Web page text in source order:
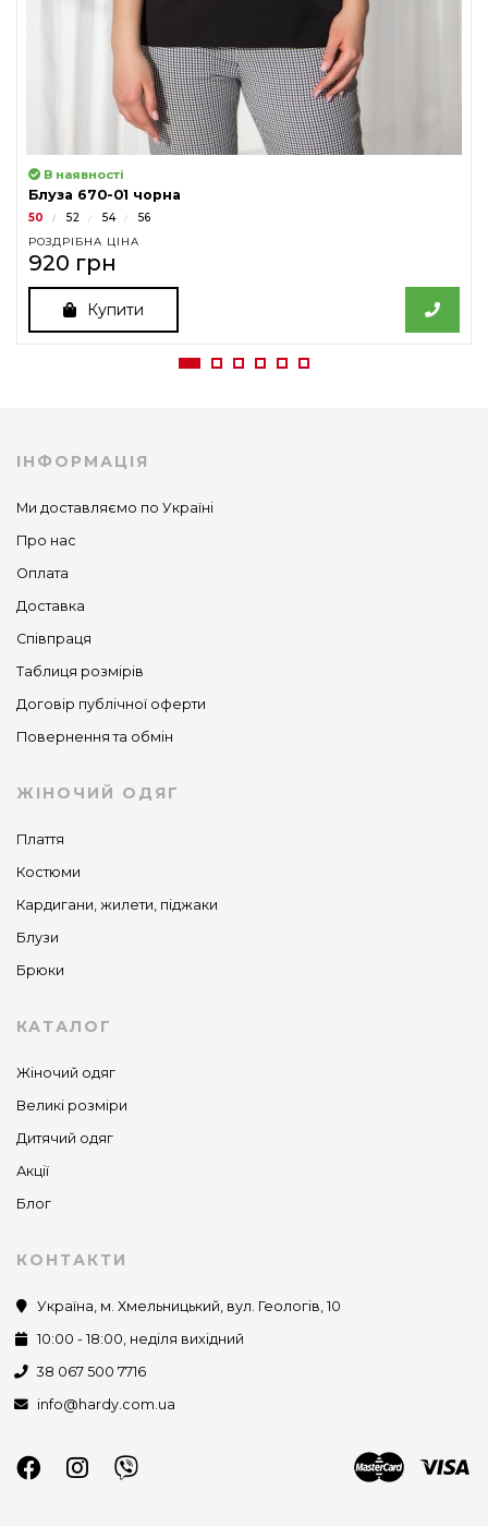
В наявності
Блуза 670-01 чорна
50 52 54 56
РОЗДРІБНА ЦІНА
920 грн
Купити
ІНФОРМАЦІЯ
Ми доставляємо по Україні
Про нас
Оплата
Доставка
Співпраця
Таблиця розмірів
Договір публічної оферти
Повернення та обмін
ЖІНОЧИЙ ОДЯГ
Плаття
Костюми
Кардигани, жилети, піджаки
Блузи
Брюки
КАТАЛОГ
Жіночий одяг
Великі розміри
Дитячий одяг
Акції
Блог
КОНТАКТИ
Україна, м. Хмельницький, вул. Геологів, 10
10:00 - 18:00, неділя вихідний
38 067 500 7716
info@hardy.com.ua